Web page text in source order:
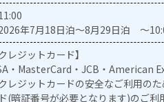
年7月18日泊～8月29日泊 ～
クレジットカード】
・MasterCard・JCB・American
レジットカードの安全なご利用の
(暗証番号が必要となります)のご利